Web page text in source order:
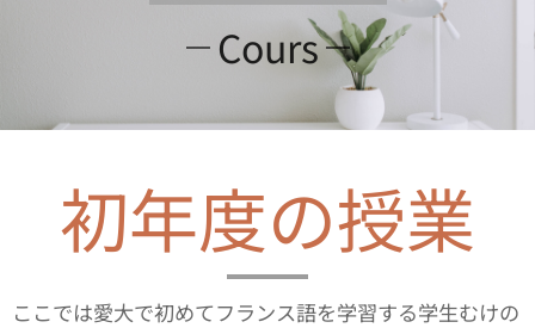
Cours
初年度の授業
ここでは愛大で初めてフランス語を学習する学生むけの